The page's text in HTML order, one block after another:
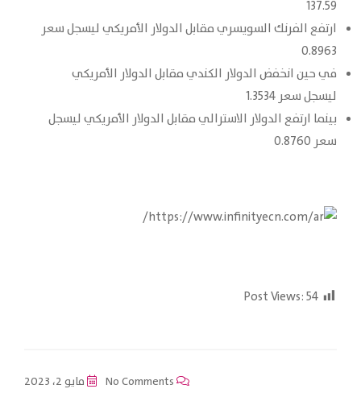
137.59
ارتفع الفرنك السويسري مقابل الدولار الأمريكي ليسجل سعر
0.8963
في حين انخفض الدولار الكندي مقابل الدولار الأمريكي
ليسجل سعر 1.3534
بينما ارتفع الدولار الاسترالي مقابل الدولار الأمريكي ليسجل
سعر 0.8760
Post Views:54
مايو 2، 2023